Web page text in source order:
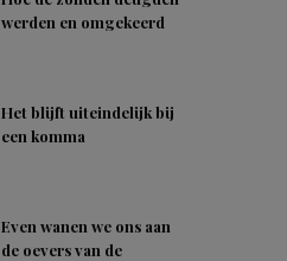
werden en omgekeerd
Het blijft uiteindelijk bij
een komma
Even wanen we ons aan
de oevers van de